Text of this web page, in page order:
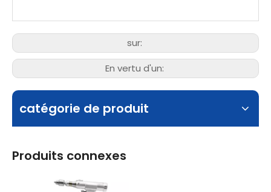
sur:
En vertu d'un:
catégorie de produit
Produits connexes